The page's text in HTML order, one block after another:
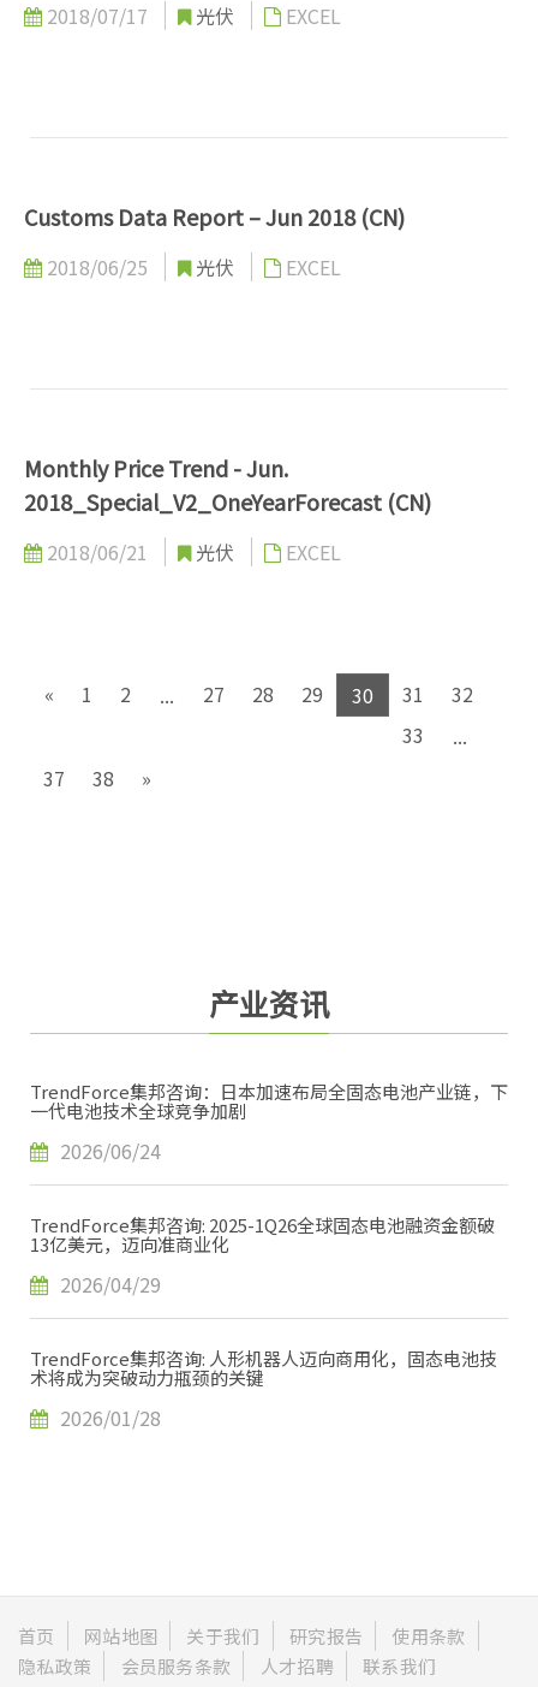
2018/07/17 光伏 EXCEL
Customs Data Report – Jun 2018 (CN)
2018/06/25 光伏 EXCEL
Monthly Price Trend - Jun.
2018_Special_V2_OneYearForecast (CN)
2018/06/21 光伏 EXCEL
« 1 2 ... 27 28 29 30 31
32
33
...
37
38 »
产业资讯
TrendForce集邦咨询：日本加速布局全固态电池产业链，下
一代电池技术全球竞争加剧
2026/06/24
TrendForce集邦咨询: 2025-1Q26全球固态电池融资金额破
13亿美元，迈向准商业化
2026/04/29
TrendForce集邦咨询: 人形机器人迈向商用化，固态电池技
术将成为突破动力瓶颈的关键
2026/01/28
首页 网站地图 关于我们 研究报告
使用条款
隐私政策
会员服务条款 人才招聘 联系我们